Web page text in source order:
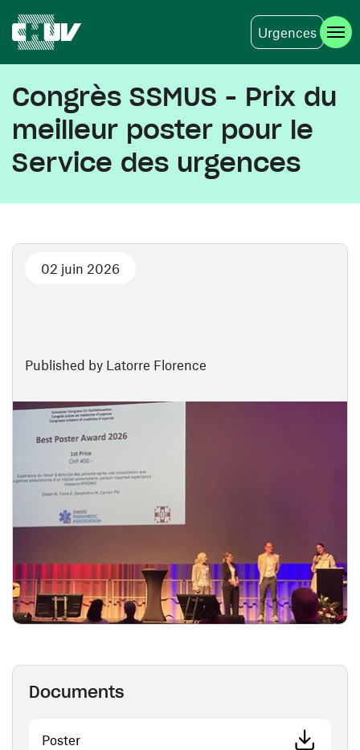
Urgences
Congrès SSMUS - Prix du
meilleur poster pour le
Service des urgences
Published by Latorre Florence
02 juin 2026
Documents
Poster(opens in a new window)